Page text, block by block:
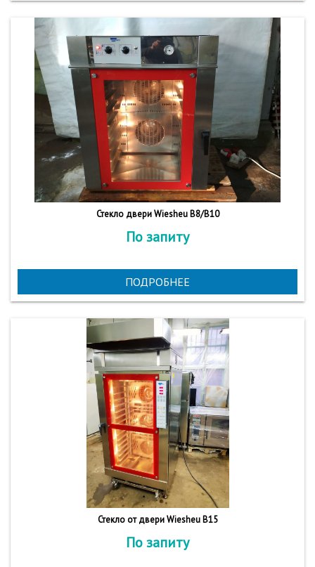
Стекло двери Wiesheu B8/B10
По запиту
ПОДРОБНЕЕ
Стекло от двери Wiesheu B15
По запиту